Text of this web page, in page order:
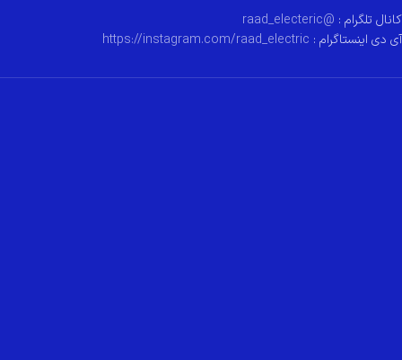
کانال تلگرام : @raad_electeric
آی دی اینستاگرام : https://instagram.com/raad_electric